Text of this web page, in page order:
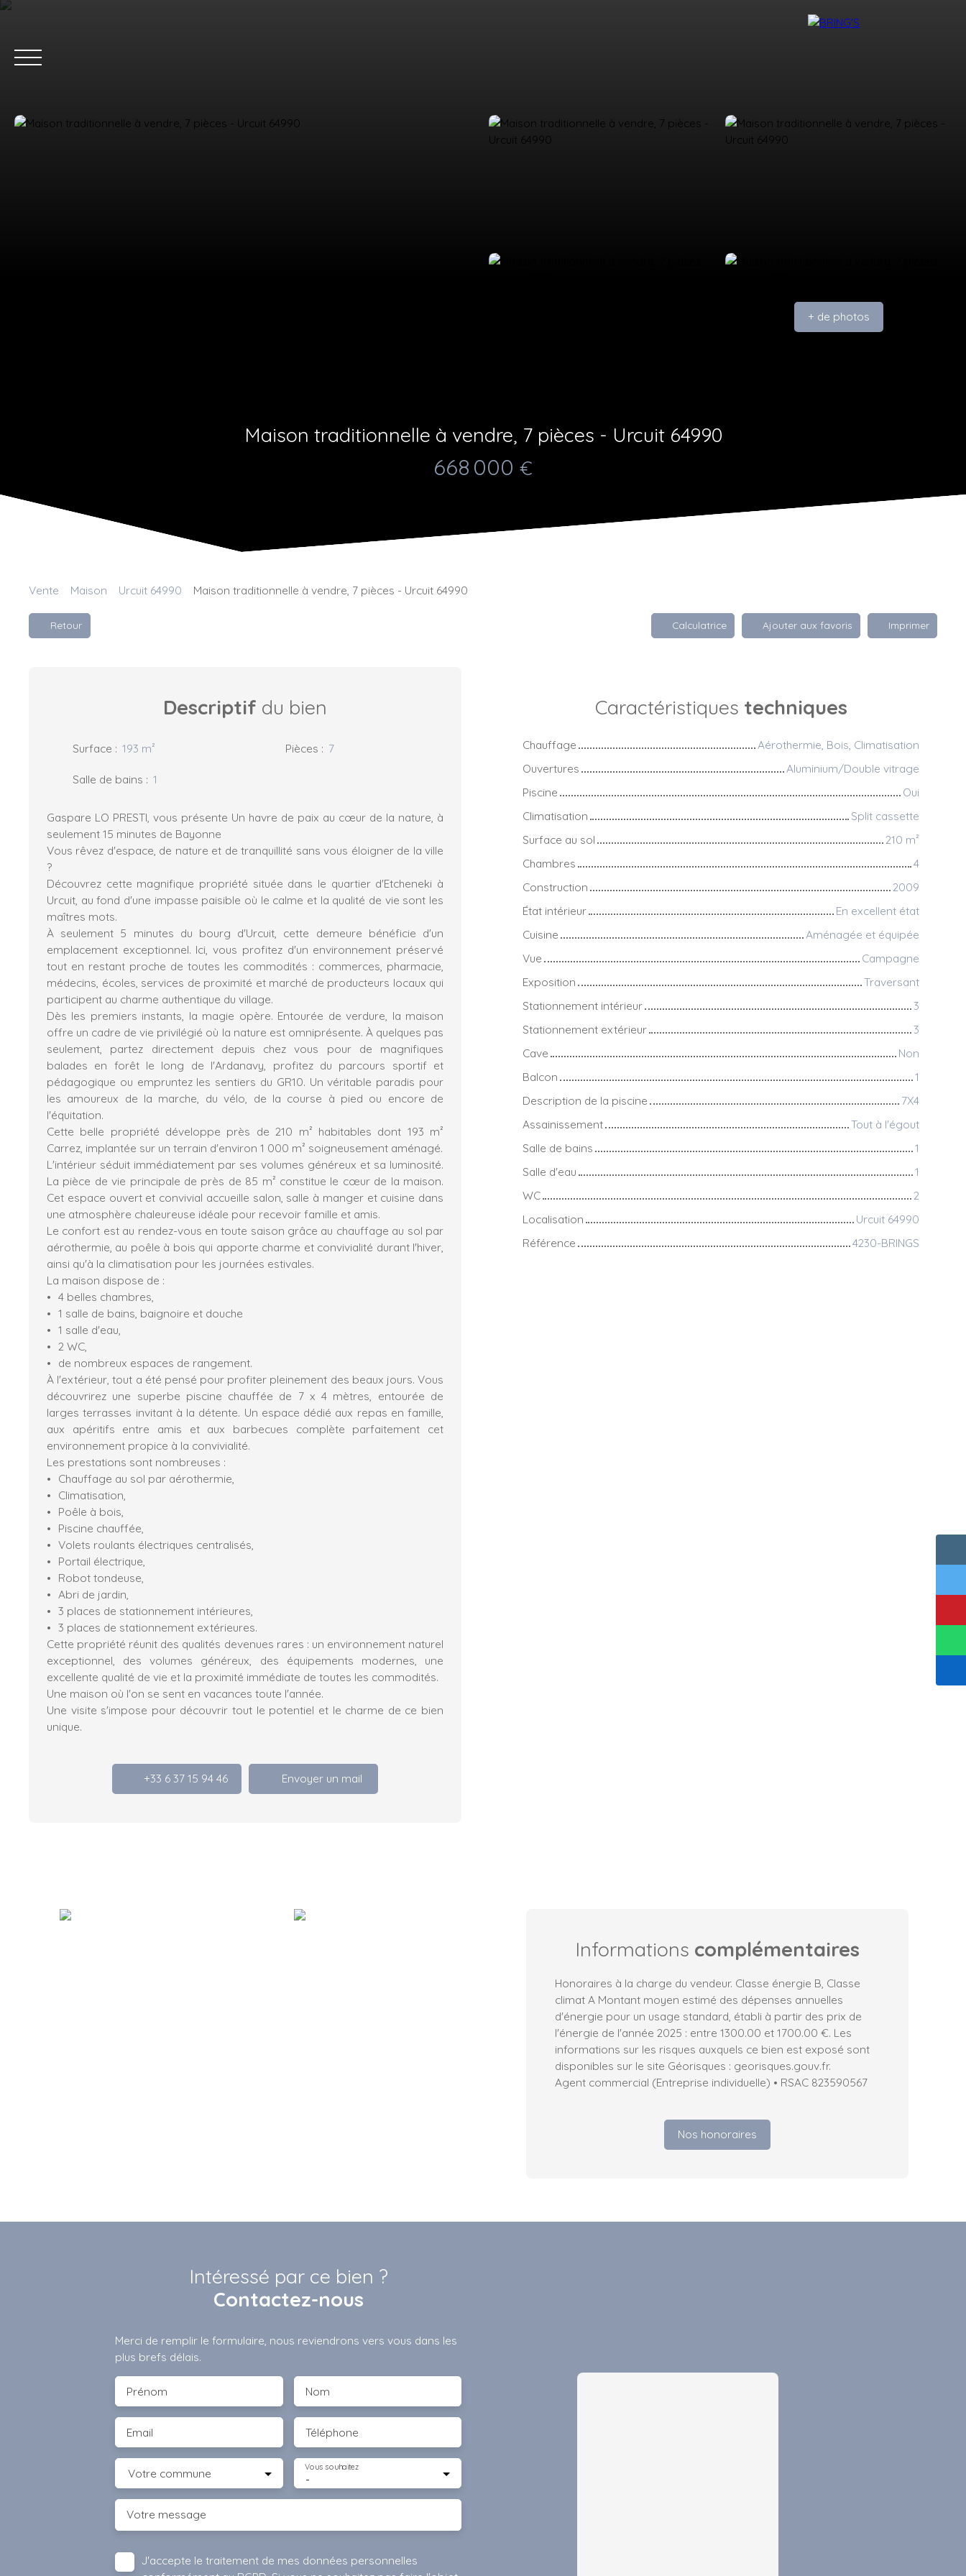
+ de photos
Maison traditionnelle à vendre, 7 pièces - Urcuit 64990
668 000 €
Vente Maison Urcuit 64990 Maison traditionnelle à vendre, 7 pièces - Urcuit 64990
Retour Calculatrice Ajouter aux favoris Imprimer
Descriptif du bien
Surface : 193 m² Pièces : 7
Salle de bains : 1
Gaspare LO PRESTI, vous présente Un havre de paix au cœur de la nature, à
seulement 15 minutes de Bayonne
Vous rêvez d'espace, de nature et de tranquillité sans vous éloigner de la ville
?
Découvrez cette magnifique propriété située dans le quartier d'Etcheneki à
Urcuit, au fond d'une impasse paisible où le calme et la qualité de vie sont les
maîtres mots.
À seulement 5 minutes du bourg d'Urcuit, cette demeure bénéficie d'un
emplacement exceptionnel. Ici, vous profitez d'un environnement préservé
tout en restant proche de toutes les commodités : commerces, pharmacie,
médecins, écoles, services de proximité et marché de producteurs locaux qui
participent au charme authentique du village.
Dès les premiers instants, la magie opère. Entourée de verdure, la maison
offre un cadre de vie privilégié où la nature est omniprésente. À quelques pas
seulement, partez directement depuis chez vous pour de magnifiques
balades en forêt le long de l'Ardanavy, profitez du parcours sportif et
pédagogique ou empruntez les sentiers du GR10. Un véritable paradis pour
les amoureux de la marche, du vélo, de la course à pied ou encore de
l'équitation.
Cette belle propriété développe près de 210 m² habitables dont 193 m²
Carrez, implantée sur un terrain d'environ 1 000 m² soigneusement aménagé.
L'intérieur séduit immédiatement par ses volumes généreux et sa luminosité.
La pièce de vie principale de près de 85 m² constitue le cœur de la maison.
Cet espace ouvert et convivial accueille salon, salle à manger et cuisine dans
une atmosphère chaleureuse idéale pour recevoir famille et amis.
Le confort est au rendez-vous en toute saison grâce au chauffage au sol par
aérothermie, au poêle à bois qui apporte charme et convivialité durant l'hiver,
ainsi qu'à la climatisation pour les journées estivales.
La maison dispose de :
4 belles chambres,
1 salle de bains, baignoire et douche
1 salle d'eau,
2 WC,
de nombreux espaces de rangement.
À l'extérieur, tout a été pensé pour profiter pleinement des beaux jours. Vous
découvrirez une superbe piscine chauffée de 7 x 4 mètres, entourée de
larges terrasses invitant à la détente. Un espace dédié aux repas en famille,
aux apéritifs entre amis et aux barbecues complète parfaitement cet
environnement propice à la convivialité.
Les prestations sont nombreuses :
Chauffage au sol par aérothermie,
Climatisation,
Poêle à bois,
Piscine chauffée,
Volets roulants électriques centralisés,
Portail électrique,
Robot tondeuse,
Abri de jardin,
3 places de stationnement intérieures,
3 places de stationnement extérieures.
Cette propriété réunit des qualités devenues rares : un environnement naturel
exceptionnel, des volumes généreux, des équipements modernes, une
excellente qualité de vie et la proximité immédiate de toutes les commodités.
Une maison où l'on se sent en vacances toute l'année.
Une visite s'impose pour découvrir tout le potentiel et le charme de ce bien
unique.
+33 6 37 15 94 46 Envoyer un mail
Caractéristiques techniques
Chauffage
Aérothermie, Bois, Climatisation
Ouvertures
Aluminium/Double vitrage
Piscine
Oui
Climatisation
Split cassette
Surface au sol
210 m²
Chambres
4
Construction
2009
État intérieur
En excellent état
Cuisine
Aménagée et équipée
Vue
Campagne
Exposition
Traversant
Stationnement intérieur
3
Stationnement extérieur
3
Cave
Non
Balcon
1
Description de la piscine
7X4
Assainissement
Tout à l'égout
Salle de bains
1
Salle d'eau
1
WC
2
Localisation
Urcuit 64990
Référence
4230-BRINGS
Informations complémentaires
Honoraires à la charge du vendeur. Classe énergie B, Classe
climat A Montant moyen estimé des dépenses annuelles
d'énergie pour un usage standard, établi à partir des prix de
l'énergie de l'année 2025 : entre 1300.00 et 1700.00 €. Les
informations sur les risques auxquels ce bien est exposé sont
disponibles sur le site Géorisques : georisques.gouv.fr.
Agent commercial (Entreprise individuelle) • RSAC 823590567
Nos honoraires
Intéressé par ce bien ?
Contactez-nous
Merci de remplir le formulaire, nous reviendrons vers vous dans les
plus brefs délais.
Prénom Nom
Email Téléphone
Votre commune -
Vous souhaitez
Votre message
J'accepte le traitement de mes données personnelles